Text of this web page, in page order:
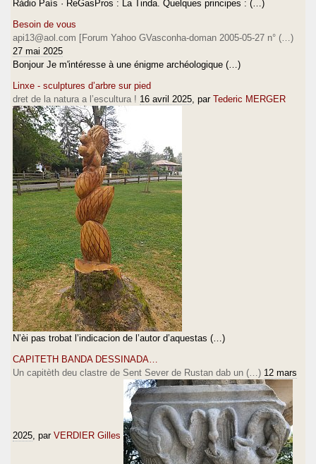
Ràdio País · ReGasPros : La Tinda. Quelques principes : (…)
Besoin de vous
api13@aol.com [Forum Yahoo GVasconha-doman 2005-05-27 n° (…)
27 mai 2025
Bonjour Je m'intéresse à une énigme archéologique (…)
Linxe - sculptures d’arbre sur pied
dret de la natura a l’escultura ! 16 avril 2025 , par Tederic MERGER
N’èi pas trobat l’indicacion de l’autor d’aquestas (…)
CAPITETH BANDA DESSINADA…
Un capitèth deu clastre de Sent Sever de Rustan dab un (…) 12 mars
2025 , par VERDIER Gilles